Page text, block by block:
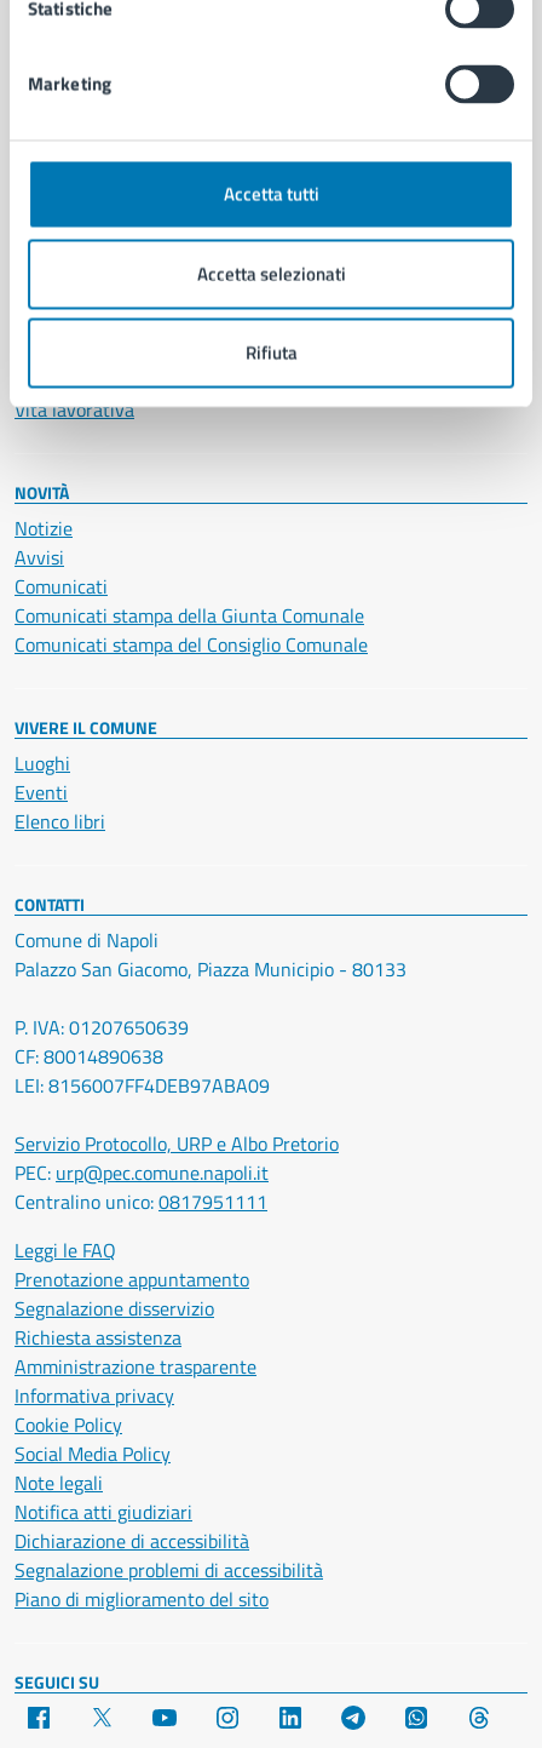
Statistiche
Marketing
Accetta tutti
Accetta selezionati
Rifiuta
CATEGORIE DI SERVIZIO
Documenti e certificati
Educazione e formazione
Imprese e commercio
Salute, benessere e assistenza
Servizi Cimiteriali
Vita lavorativa
NOVITÀ
Notizie
Avvisi
Comunicati
Comunicati stampa della Giunta Comunale
Comunicati stampa del Consiglio Comunale
VIVERE IL COMUNE
Luoghi
Eventi
Elenco libri
CONTATTI
Comune di Napoli
Palazzo San Giacomo, Piazza Municipio - 80133
P. IVA: 01207650639
CF: 80014890638
LEI: 8156007FF4DEB97ABA09
Servizio Protocollo, URP e Albo Pretorio
PEC: urp@pec.comune.napoli.it
Centralino unico:0817951111
Leggi le FAQ
Prenotazione appuntamento
Segnalazione disservizio
Richiesta assistenza
Amministrazione trasparente
Informativa privacy
Cookie Policy
Social Media Policy
Note legali
Notifica atti giudiziari
Dichiarazione di accessibilità
Segnalazione problemi di accessibilità
Piano di miglioramento del sito
SEGUICI SU
Facebook YouTube Instagram LinkedIn Telegram WhatsApp